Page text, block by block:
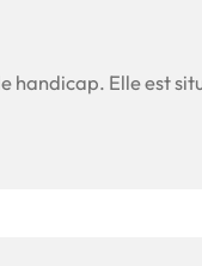
handicap. Elle est